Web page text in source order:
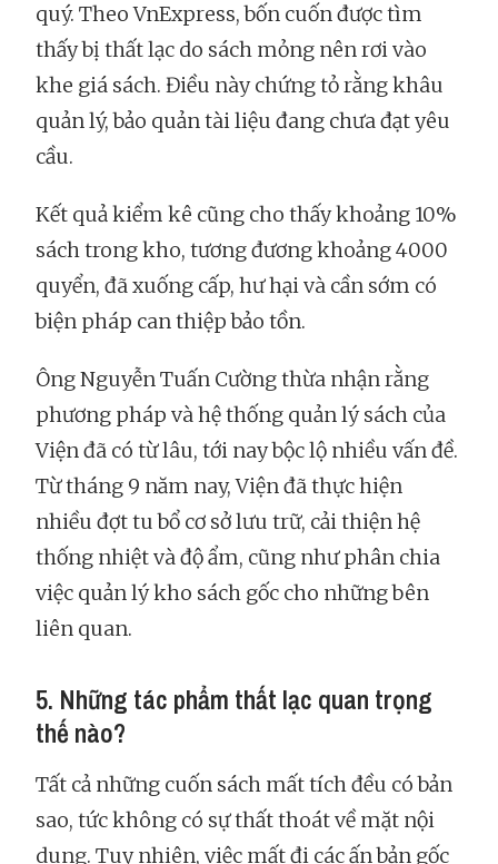
quý. Theo VnExpress, bốn cuốn được tìm
thấy bị thất lạc do sách mỏng nên rơi vào
khe giá sách. Điều này chứng tỏ rằng khâu
quản lý, bảo quản tài liệu đang chưa đạt yêu
cầu.
Kết quả kiểm kê cũng cho thấy khoảng 10%
sách trong kho, tương đương khoảng 4000
quyển, đã xuống cấp, hư hại và cần sớm có
biện pháp can thiệp bảo tồn.
Ông Nguyễn Tuấn Cường thừa nhận rằng
phương pháp và hệ thống quản lý sách của
Viện đã có từ lâu, tới nay bộc lộ nhiều vấn đề.
Từ tháng 9 năm nay, Viện đã thực hiện
nhiều đợt tu bổ cơ sở lưu trữ, cải thiện hệ
thống nhiệt và độ ẩm, cũng như phân chia
việc quản lý kho sách gốc cho những bên
liên quan.
5. Những tác phẩm thất lạc quan trọng
thế nào?
Tất cả những cuốn sách mất tích đều có bản
sao, tức không có sự thất thoát về mặt nội
dung. Tuy nhiên, việc mất đi các ấn bản gốc